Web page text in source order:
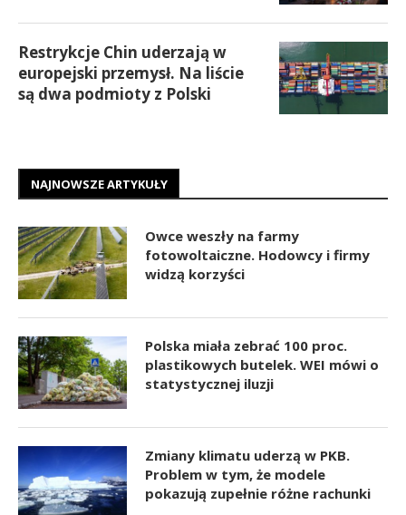
Restrykcje Chin uderzają w
europejski przemysł. Na liście
są dwa podmioty z Polski
NAJNOWSZE ARTYKUŁY
Owce weszły na farmy
fotowoltaiczne. Hodowcy i firmy
widzą korzyści
Polska miała zebrać 100 proc.
plastikowych butelek. WEI mówi o
statystycznej iluzji
Zmiany klimatu uderzą w PKB.
Problem w tym, że modele
pokazują zupełnie różne rachunki